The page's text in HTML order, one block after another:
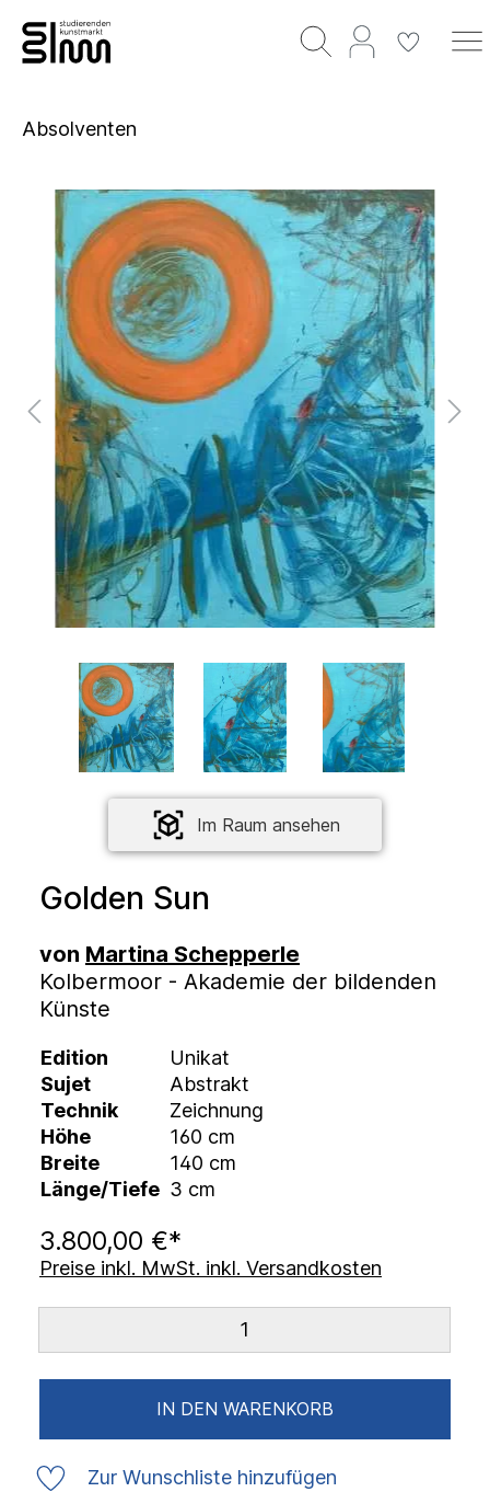
Absolventen
Im Raum ansehen
Golden Sun
von Martina Schepperle
Kolbermoor - Akademie der bildenden
Künste
Edition
Unikat
Sujet
Abstrakt
Technik
Zeichnung
Höhe
160 cm
Breite
140 cm
Länge/Tiefe 3 cm
3.800,00 €*
Preise inkl. MwSt. inkl. Versandkosten
IN DEN WARENKORB
Zur Wunschliste hinzufügen